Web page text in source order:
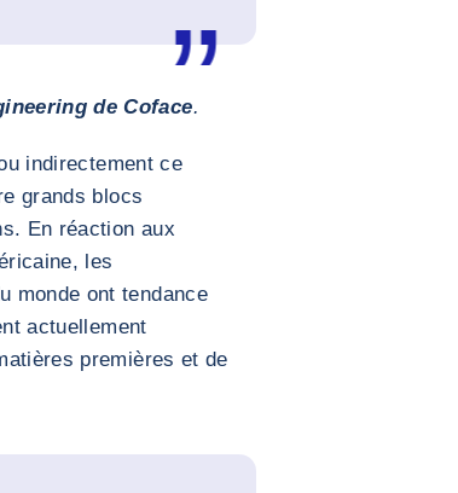
de Coface.
indirectement ce
grands blocs
En réaction aux
les
monde ont tendance
actuellement
premières et de